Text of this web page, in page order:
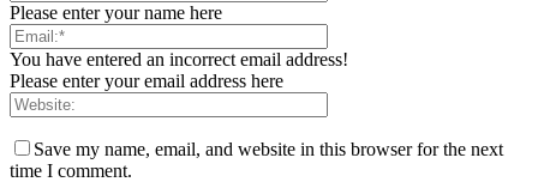
Please enter your name here
You have entered an incorrect email address!
Please enter your email address here
Save my name, email, and website in this browser for the next
time I comment.